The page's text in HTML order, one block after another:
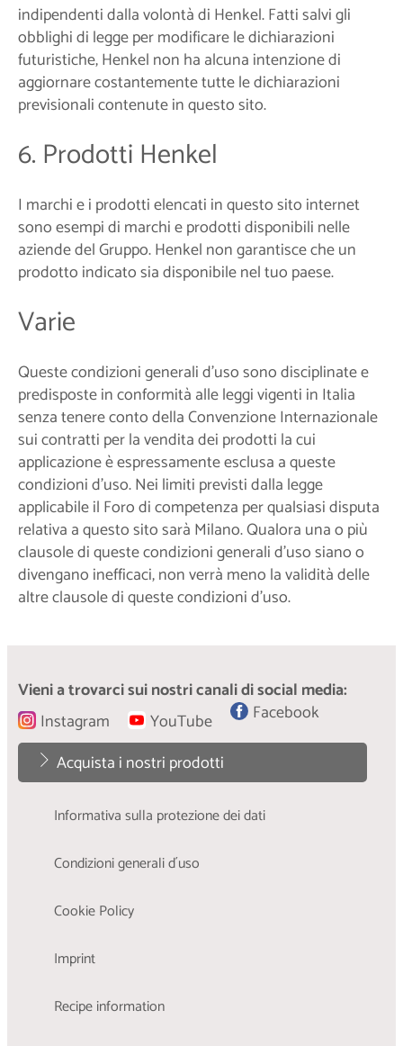
indipendenti dalla volontà di Henkel. Fatti salvi gli
obblighi di legge per modificare le dichiarazioni
futuristiche, Henkel non ha alcuna intenzione di
aggiornare costantemente tutte le dichiarazioni
previsionali contenute in questo sito.
6. Prodotti Henkel
I marchi e i prodotti elencati in questo sito internet
sono esempi di marchi e prodotti disponibili nelle
aziende del Gruppo. Henkel non garantisce che un
prodotto indicato sia disponibile nel tuo paese.
Varie
Queste condizioni generali d'uso sono disciplinate e
predisposte in conformità alle leggi vigenti in Italia
senza tenere conto della Convenzione Internazionale
sui contratti per la vendita dei prodotti la cui
applicazione è espressamente esclusa a queste
condizioni d’uso. Nei limiti previsti dalla legge
applicabile il Foro di competenza per qualsiasi disputa
relativa a questo sito sarà Milano. Qualora una o più
clausole di queste condizioni generali d'uso siano o
divengano inefficaci, non verrà meno la validità delle
altre clausole di queste condizioni d'uso.
Vieni a trovarci sui nostri canali di social media:
Instagram
YouTube
Facebook
Acquista i nostri prodotti
Informativa sulla protezione dei dati
Condizioni generali d´uso
Cookie Policy
Imprint
Recipe information